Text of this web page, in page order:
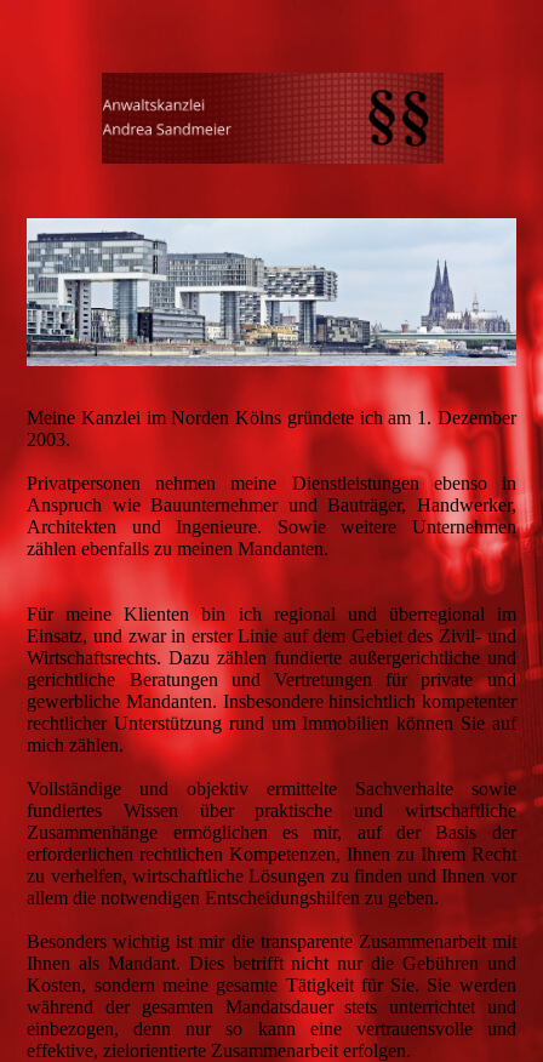
Meine Kanzlei im Norden Kölns gründete ich am 1. Dezember
2003.
Privatpersonen nehmen meine Dienstleistungen ebenso in
Anspruch wie Bauunternehmer und Bauträger, Handwerker,
Architekten und Ingenieure. Sowie weitere Unternehmen
zählen ebenfalls zu meinen Mandanten.
Für meine Klienten bin ich regional und überregional im
Einsatz, und zwar in erster Linie auf dem Gebiet des Zivil- und
Wirtschaftsrechts. Dazu zählen fundierte außergerichtliche und
gerichtliche Beratungen und Vertretungen für private und
gewerbliche Mandanten. Insbesondere hinsichtlich kompetenter
rechtlicher Unterstützung rund um Immobilien können Sie auf
mich zählen.
Vollständige und objektiv ermittelte Sachverhalte sowie
fundiertes Wissen über praktische und wirtschaftliche
Zusammenhänge ermöglichen es mir, auf der Basis der
erforderlichen rechtlichen Kompetenzen, Ihnen zu Ihrem Recht
zu verhelfen, wirtschaftliche Lösungen zu finden und Ihnen vor
allem die notwendigen Entscheidungshilfen zu geben.
Besonders wichtig ist mir die transparente Zusammenarbeit mit
Ihnen als Mandant. Dies betrifft nicht nur die Gebühren und
Kosten, sondern meine gesamte Tätigkeit für Sie. Sie werden
während der gesamten Mandatsdauer stets unterrichtet und
einbezogen, denn nur so kann eine vertrauensvolle und
effektive, zielorientierte Zusammenarbeit erfolgen.